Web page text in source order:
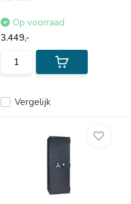
Vergelijk
Op voorraad
3.449,-